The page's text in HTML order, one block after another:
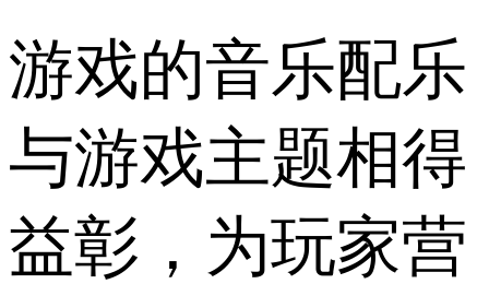
游戏的音乐配乐
与游戏主题相得
益彰，为玩家营